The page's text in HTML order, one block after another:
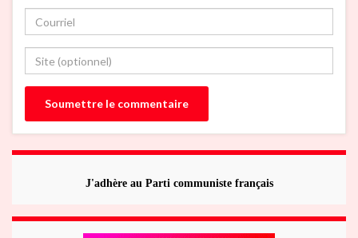
J'adhère au Parti communiste français